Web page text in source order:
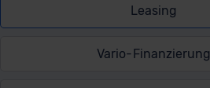
Leasing
Vario-Finanzierung